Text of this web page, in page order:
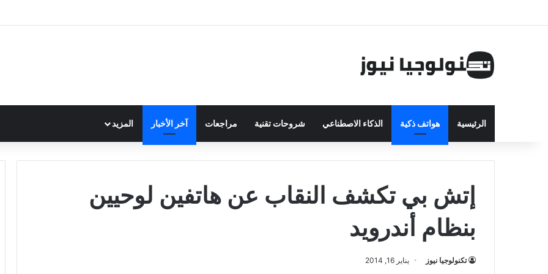
الرئيسية هواتف ذكية الذكاء الاصطناعي شروحات تقنية مراجعات آخر الأخبار المزيد
إتش بي تكشف النقاب عن هاتفين لوحيين
بنظام أندرويد
تكنولوجيا نيوز يناير 16, 2014